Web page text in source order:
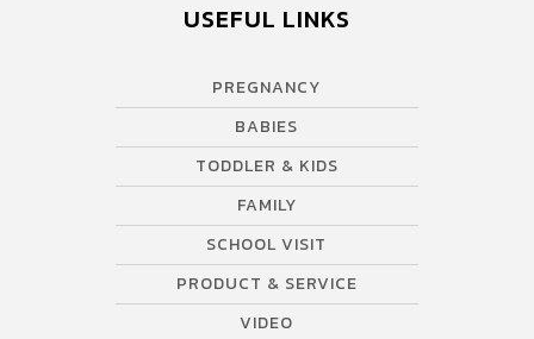
USEFUL LINKS
PREGNANCY
BABIES
TODDLER & KIDS
FAMILY
SCHOOL VISIT
PRODUCT & SERVICE
VIDEO